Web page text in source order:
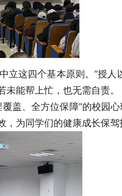
立这四个基本原则。“授
能帮上忙，也无需自责。
盖、全方位保障”的校园
为同学们的健康成长保驾